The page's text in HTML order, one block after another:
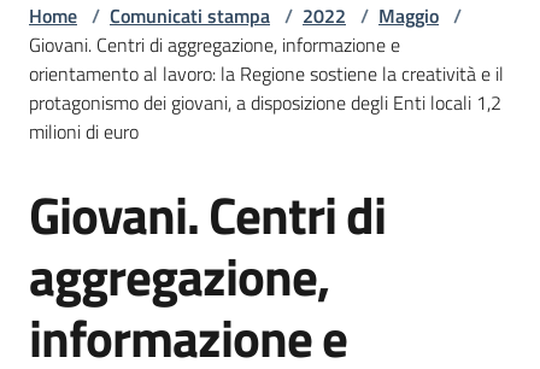
Comunicati
stampa
Menu selezionato
Cerca
un
Risorse
Home / Comunicati stampa / 2022 / Maggio /
Giovani. Centri di aggregazione, informazione e
orientamento al lavoro: la Regione sostiene la creatività e il
protagonismo dei giovani, a disposizione degli Enti locali 1,2
milioni di euro
Salta al contenuto
Giovani. Centri di
aggregazione,
informazione e